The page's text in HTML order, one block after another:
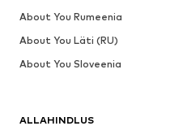
ALLAHINDLUS
About You Rumeenia
About You Läti (RU)
About You Sloveenia